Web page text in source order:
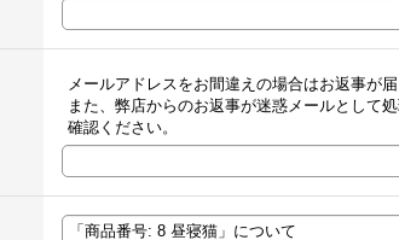
メールアドレスをお間違えの場合はお返事が
また、弊店からのお返事が迷惑メールとして
確認ください。